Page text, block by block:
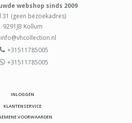
webshop sinds 2009
31 (geen bezoekadres)
9291JB Kollum
info@vhcollection.nl
+31511785005
+31511785005
INLOGGEN
KLANTENSERVICE
VOORWAARDEN